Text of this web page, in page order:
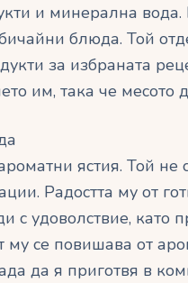
и минерална вода.
блюда. Той
за избраната
им, така че месото
ястия. Той не
Радостта му от
с удоволствие, като
му се повишава от
да я приготвя в